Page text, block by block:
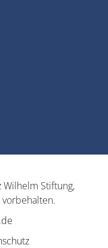
Stiftung,